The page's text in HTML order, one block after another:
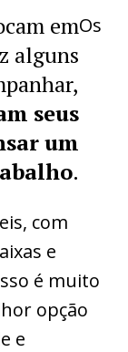
em
alguns
seus
um
.
Os
com
e
é muito
opção
e